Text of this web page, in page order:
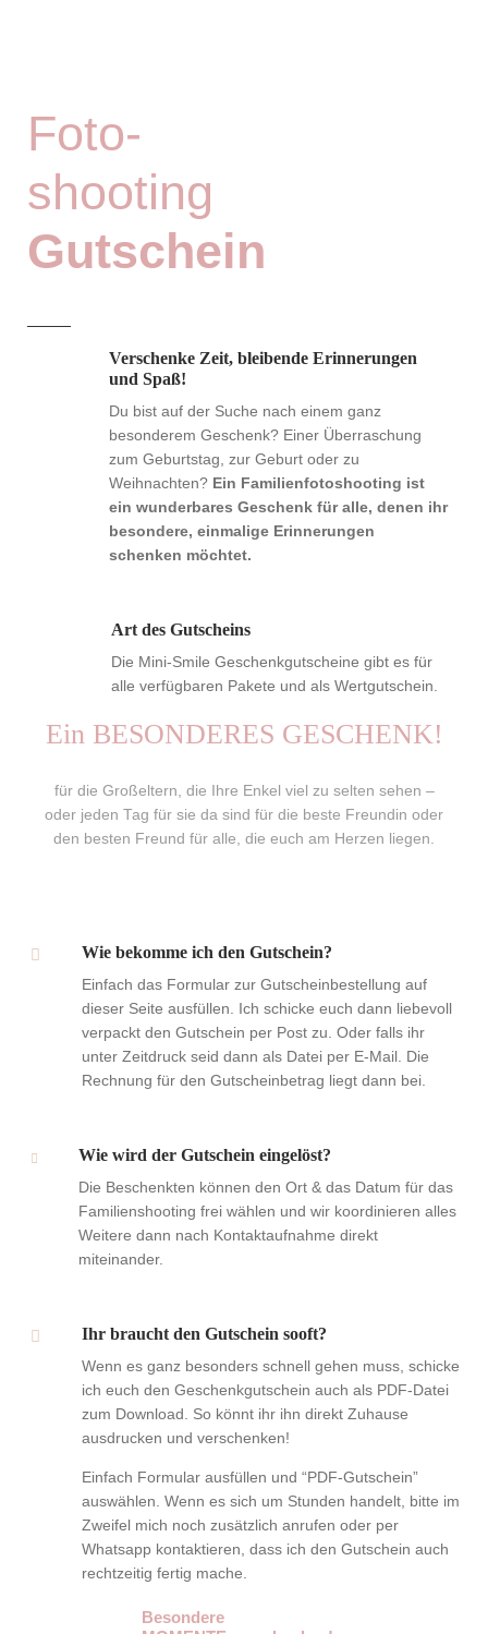
Foto-
shooting
Gutschein
Verschenke Zeit, bleibende Erinnerungen
und Spaß!
Du bist auf der Suche nach einem ganz
besonderem Geschenk? Einer Überraschung
zum Geburtstag, zur Geburt oder zu
Weihnachten? Ein Familienfotoshooting ist
ein wunderbares Geschenk für alle, denen ihr
besondere, einmalige Erinnerungen
schenken möchtet.
Art des Gutscheins
Die Mini-Smile Geschenkgutscheine gibt es für
alle verfügbaren Pakete und als Wertgutschein.
Ein BESONDERES GESCHENK!
für die Großeltern, die Ihre Enkel viel zu selten sehen –
oder jeden Tag für sie da sind für die beste Freundin oder
den besten Freund für alle, die euch am Herzen liegen.
Wie bekomme ich den Gutschein?
Einfach das Formular zur Gutscheinbestellung auf
dieser Seite ausfüllen. Ich schicke euch dann liebevoll
verpackt den Gutschein per Post zu. Oder falls ihr
unter Zeitdruck seid dann als Datei per E-Mail. Die
Rechnung für den Gutscheinbetrag liegt dann bei.
Wie wird der Gutschein eingelöst?
Die Beschenkten können den Ort & das Datum für das
Familienshooting frei wählen und wir koordinieren alles
Weitere dann nach Kontaktaufnahme direkt
miteinander.
Ihr braucht den Gutschein sooft?
Wenn es ganz besonders schnell gehen muss, schicke
ich euch den Geschenkgutschein auch als PDF-Datei
zum Download. So könnt ihr ihn direkt Zuhause
ausdrucken und verschenken!
Einfach Formular ausfüllen und “PDF-Gutschein”
auswählen. Wenn es sich um Stunden handelt, bitte im
Zweifel mich noch zusätzlich anrufen oder per
Whatsapp kontaktieren, dass ich den Gutschein auch
rechtzeitig fertig mache.
Besondere